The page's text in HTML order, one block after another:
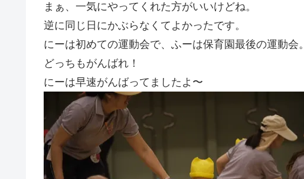
まぁ、一気にやってくれた方がいいけどね。
逆に同じ日にかぶらなくてよかったです。
にーは初めての運動会で、ふーは保育園最後の運動会。
どっちもがんばれ！
にーは早速がんばってましたよ〜